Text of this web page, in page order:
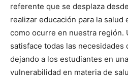
referente que se desplaza
realizar educación para la salud
como ocurre en nuestra región.
satisface todas las necesidades
dejando a los estudiantes en
vulnerabilidad en materia de